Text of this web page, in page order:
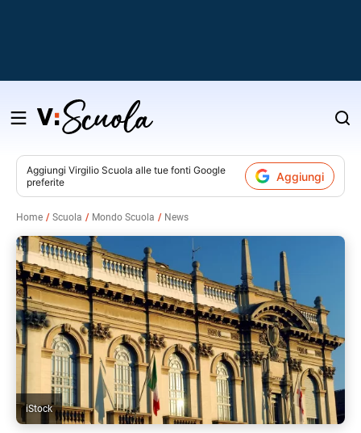
Salta
contenuto
Aggiungi Virgilio Scuola alle tue fonti Google
preferite
Aggiungi
Home Scuola Mondo Scuola News
iStock